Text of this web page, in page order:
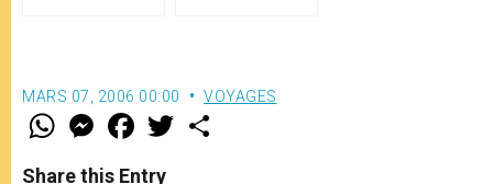
MARS 07, 2006 00:00 VOYAGES
W
t
M
e
s
F
a
e
w
Share this Entry